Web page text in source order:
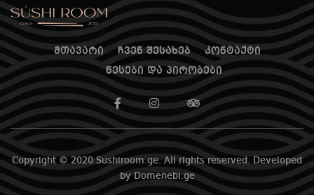
მთავარი ჩვენ შესახებ
კონტაქტი
წესები და პირობები
Copyright © 2020 Sushiroom.ge. All rights reserved. Developed
by Domenebi.ge